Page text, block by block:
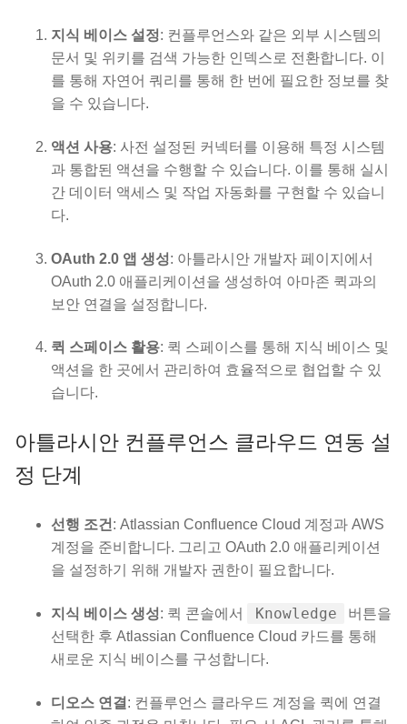
지식 베이스 설정: 컨플루언스와 같은 외부 시스템의
문서 및 위키를 검색 가능한 인덱스로 전환합니다. 이
를 통해 자연어 쿼리를 통해 한 번에 필요한 정보를 찾
을 수 있습니다.
액션 사용: 사전 설정된 커넥터를 이용해 특정 시스템
과 통합된 액션을 수행할 수 있습니다. 이를 통해 실시
간 데이터 액세스 및 작업 자동화를 구현할 수 있습니
다.
OAuth 2.0 앱 생성: 아틀라시안 개발자 페이지에서
OAuth 2.0 애플리케이션을 생성하여 아마존 퀵과의
보안 연결을 설정합니다.
퀵 스페이스 활용: 퀵 스페이스를 통해 지식 베이스 및
액션을 한 곳에서 관리하여 효율적으로 협업할 수 있
습니다.
아틀라시안 컨플루언스 클라우드 연동 설
정 단계
선행 조건 : Atlassian Confluence Cloud 계정과 AWS
계정을 준비합니다. 그리고 OAuth 2.0 애플리케이션
을 설정하기 위해 개발자 권한이 필요합니다.
지식 베이스 생성: 퀵 콘솔에서 Knowledge
버튼을
선택한 후 Atlassian Confluence Cloud 카드를 통해
새로운 지식 베이스를 구성합니다.
디오스 연결 : 컨플루언스 클라우드 계정을 퀵에 연결